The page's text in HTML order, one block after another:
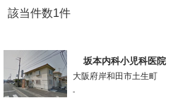
該当件数1件
坂本内科小児科医院
大阪府岸和田市土生町
-